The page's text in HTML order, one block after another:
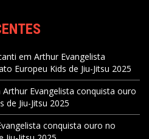
em Arthur Evangelista
Europeu Kids de Jiu-Jitsu 2025
Arthur Evangelista conquista ouro
de Jiu-Jitsu 2025
conquista ouro no